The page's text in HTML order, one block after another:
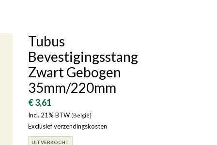
Slovenië
Denemarken
Bulgarije Ierland
Tubus
Bevestigingsstang
Zwart Gebogen
35mm/220mm
€ 3,61
Incl. 21% BTW (België}
Exclusief verzendingskosten
UITVERKOCHT